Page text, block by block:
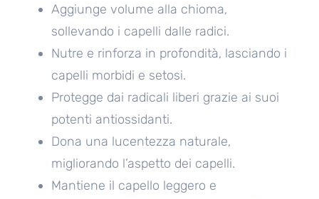
Aggiunge volume alla chioma,
sollevando i capelli dalle radici.
Nutre e rinforza in profondità, lasciando i
capelli morbidi e setosi.
Protegge dai radicali liberi grazie ai suoi
potenti antiossidanti.
Dona una lucentezza naturale,
migliorando l’aspetto dei capelli.
Mantiene il capello leggero e